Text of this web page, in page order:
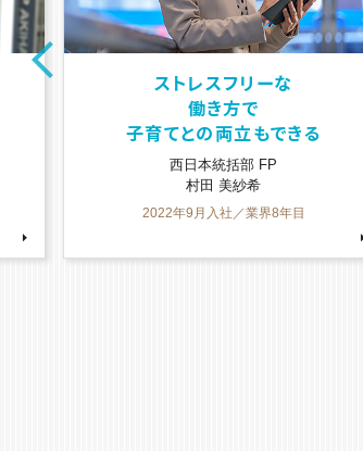
メリハリをつければ
家族との時間と高い収入
どちらも叶う
店舗事業部 FP
浜田 玲香
2022年4月入社／業界18年目